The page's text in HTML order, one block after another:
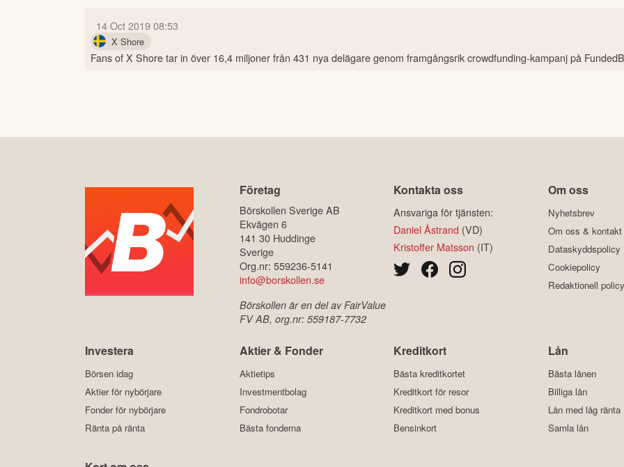
14 Oct 2019 08:53
X Shore
Fans of X Shore tar in över 16,4 miljoner från 431 nya delägare genom framgångsrik crowdfunding-kampanj på
Företag
Börskollen Sverige AB
Ekvägen 6
141 30 Huddinge
Sverige
Org.nr: 559236-5141
info@borskollen.se
Börskollen är en del av FairValue
FV AB, org.nr: 559187-7732
Kontakta oss
Ansvariga för tjänsten:
Daniel Åstrand (VD)
Kristoffer Matsson (IT)
Om oss
Nyhetsbrev
Om oss & kontakt
Dataskyddspolicy
Cookiepolicy
Redaktionell policy
Investera
Börsen idag
Aktier för nybörjare
Fonder för nybörjare
Ränta på ränta
Aktier & Fonder
Aktietips
Investmentbolag
Fondrobotar
Bästa fonderna
Kreditkort
Bästa kreditkortet
Kreditkort för resor
Kreditkort med bonus
Bensinkort
Lån
Bästa lånen
Billiga lån
Lån med låg ränta
Samla lån